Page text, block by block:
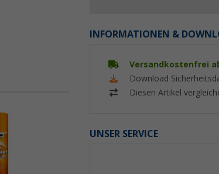
INFORMATIONEN &
Versandkostenfrei
Download
Diesen Artikel
UNSER SERVICE